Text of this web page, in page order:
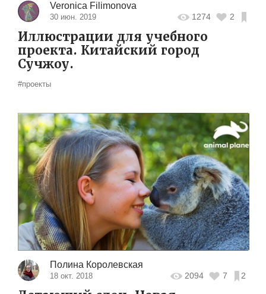
Veronica Filimonova
30 июн. 2019 1274 2
Иллюстрации для учебного
проекта. Китайский город
Сучжоу.
#проекты
Полина Королевская
18 окт. 2018 2094 7 2